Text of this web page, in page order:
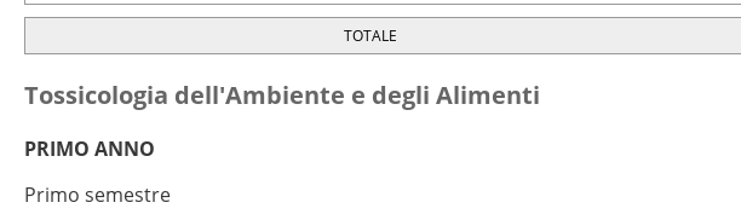
TOTALE
Tossicologia dell'Ambiente e degli Alimenti
PRIMO ANNO
Primo semestre